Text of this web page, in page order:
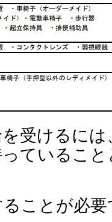
受けるには
ているこ
ことが必要